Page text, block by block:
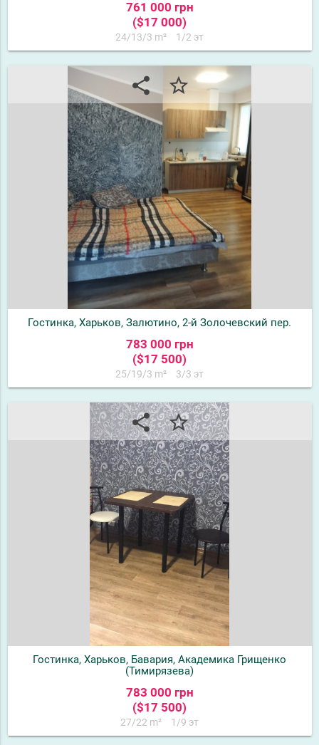
761 000 грн
($17 000)
24/13/3 m² 1/2 эт
share star_border
Гостинка, Харьков, Залютино, 2-й Золочевский пер.
783 000 грн
($17 500)
25/19/3 m² 3/3 эт
share star_border
Гостинка, Харьков, Бавария, Академика Грищенко
(Тимирязева)
783 000 грн
($17 500)
27/22 m² 1/9 эт